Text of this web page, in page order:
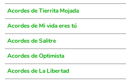
Acordes de Tierrita Mojada
Acordes de Mi vida eres tú
Acordes de Salitre
Acordes de Optimista
Acordes de La Libertad